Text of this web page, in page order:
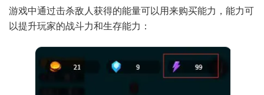
游戏中通过击杀敌人获得的能量可以用来购买能力，能力可
以提升玩家的战斗力和生存能力：